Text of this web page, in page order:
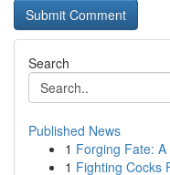
Search
Published News
1 Forging Fate: A
1 Fighting Cocks